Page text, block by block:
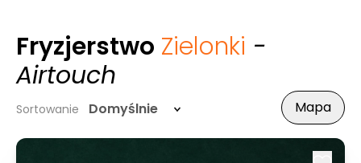
Fryzjerstwo Zielonki -
Airtouch
Sortowanie Domyślnie Mapa